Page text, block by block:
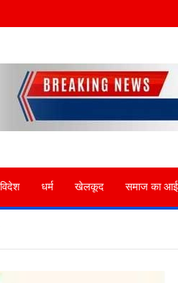
धर्म खेलकूद समाज का